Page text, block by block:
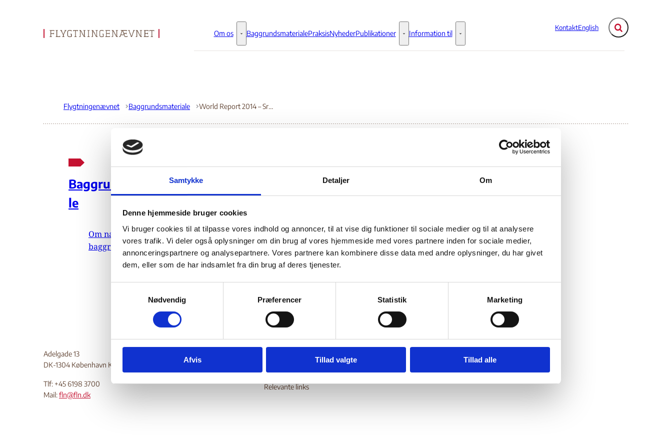
Samtykke Detaljer Om
Denne hjemmeside bruger cookies
Vi bruger cookies til at tilpasse vores indhold og annoncer, til at vise dig funktioner til sociale medier og til at analysere
vores trafik. Vi deler også oplysninger om din brug af vores hjemmeside med vores partnere inden for sociale medier,
annonceringspartnere og analysepartnere. Vores partnere kan kombinere disse data med andre oplysninger, du har givet
dem, eller som de har indsamlet fra din brug af deres tjenester.
v
Nødvendig Præferencer Statistik Marketing
Afvis Tillad valgte Tillad alle
Gå til forsiden
KontaktEnglish Fold søgefelt ud
Om os Om os - Flere links
BaggrundsmaterialePraksisNyhederPublikationer Publikationer - Flere links
Information til Information til - Flere links
Flygtningenævnet Baggrundsmateriale World Report 2014 – Sri Lanka
Baggrundsmateria
le
Om nævnets
baggrundsmateriale
World Report 2014 – Sri
Lanka
21.01.2014 Bilag 462 Human Rights Watch (HRW)Sri Lanka (I)
Omhandler begivenheder i 2012 og indeholder oplysninger om den politiske og
menneskeretlige situation i Sri Lanka.
Download
Adelgade 13
DK-1304 København K
Tlf: +45 6198 3700
Mail:fln@fln.dk
Digital Post - Virksomheder
Relevante links